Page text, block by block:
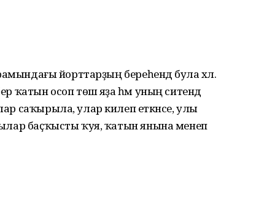
йорттарҙың береһендә була хәл.
осоп төшә яҙа һәм уның ситендә
саҡырыла, улар килеп еткәнсе, улы
баҫҡысты ҡуя, ҡатын янына менеп